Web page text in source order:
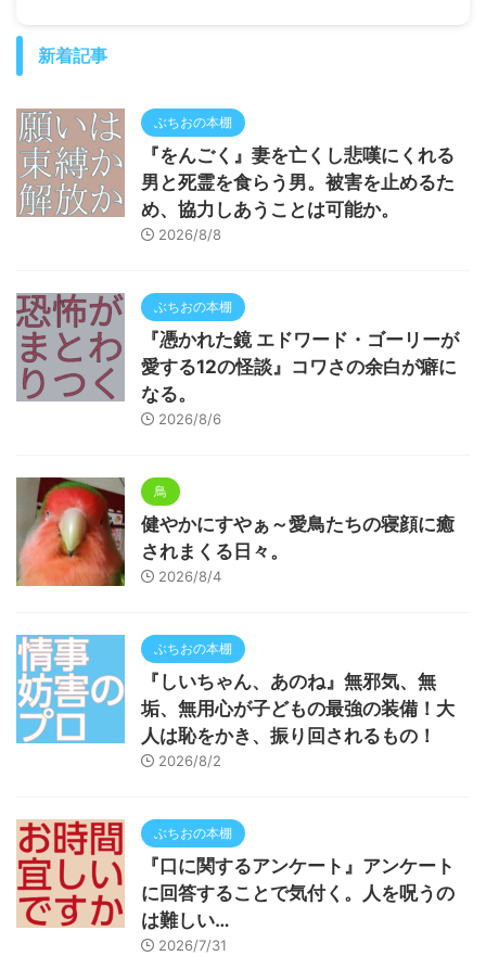
新着記事
ぶちおの本棚
『をんごく』妻を亡くし悲嘆にくれる
男と死霊を食らう男。被害を止めるた
め、協力しあうことは可能か。
2026/8/8
ぶちおの本棚
『憑かれた鏡 エドワード・ゴーリーが
愛する12の怪談』コワさの余白が癖に
なる。
2026/8/6
鳥
健やかにすやぁ～愛鳥たちの寝顔に癒
されまくる日々。
2026/8/4
ぶちおの本棚
『しいちゃん、あのね』無邪気、無
垢、無用心が子どもの最強の装備！大
人は恥をかき、振り回されるもの！
2026/8/2
ぶちおの本棚
『口に関するアンケート』アンケート
に回答することで気付く。人を呪うの
は難しい…
2026/7/31